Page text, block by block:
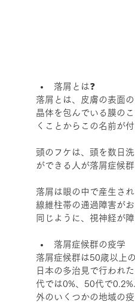
落屑とは❓
落屑とは、皮膚の表面
晶体を包んでいる膜の
くことからこの名前が
頭のフケは、頭を数日
ができる人が落屑症候
落屑は眼の中で産生さ
線維柱帯の通過障害が
同じように、視神経が
落屑症候群の疫学
落屑症候群は50歳以上
日本の多治見で行われ
代では0%、50代で
外のいくつかの地域の